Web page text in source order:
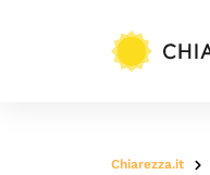
Chiarezza.it